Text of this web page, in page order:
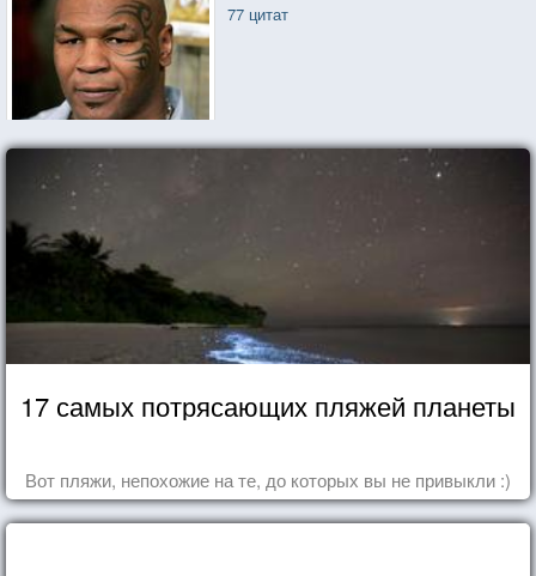
77 цитат
17 самых потрясающих пляжей планеты
Вот пляжи, непохожие на те, до которых вы не привыкли :)